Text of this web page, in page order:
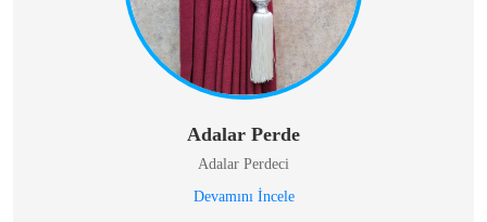
Adalar Perde
Adalar Perdeci
Devamını İncele